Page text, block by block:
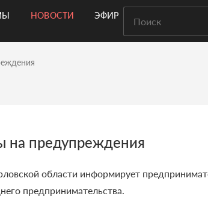
НОВОСТИ ЭФИР
на предупреждения
области информирует
предпринимательства.